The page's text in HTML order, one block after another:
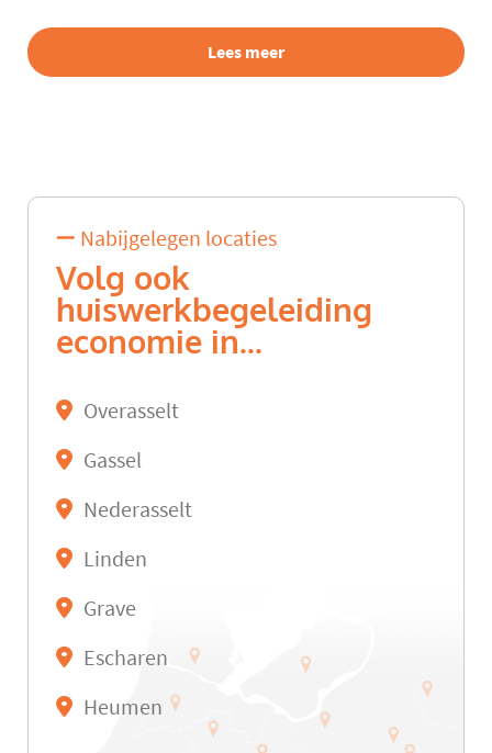
Lees meer
Nabijgelegen locaties
Volg ook
huiswerkbegeleiding
economie in...
Overasselt
Gassel
Nederasselt
Linden
Grave
Escharen
Heumen